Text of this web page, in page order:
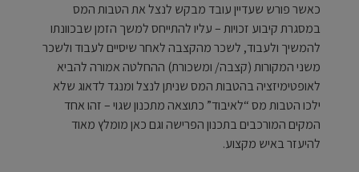
כאשר פורש שעדיין עובד מבקש לנצל את הטבות המס
במסגרת קיבוע זכויות – עליו להתייחס למשך הזמן שבכוונתו
להמשיך ולעבוד, לשכר מהקצבה לאחר שיסיים לעבוד ולשכר
משני המקורות (קצבה/ ומשכורת) ההחלטה אמורה להביא
לאופטימיזציה בהטבות המס שניתן לנצל ומנגד לדאוג שלא
ילכו הטבות מס “לאיבוד” כתוצאה מתכנון שגוי – זהו אחד
המקים המורכבים בתכנון הפרישה וגם כאן מומלץ מאוד
להיעזר באיש מקצוע.